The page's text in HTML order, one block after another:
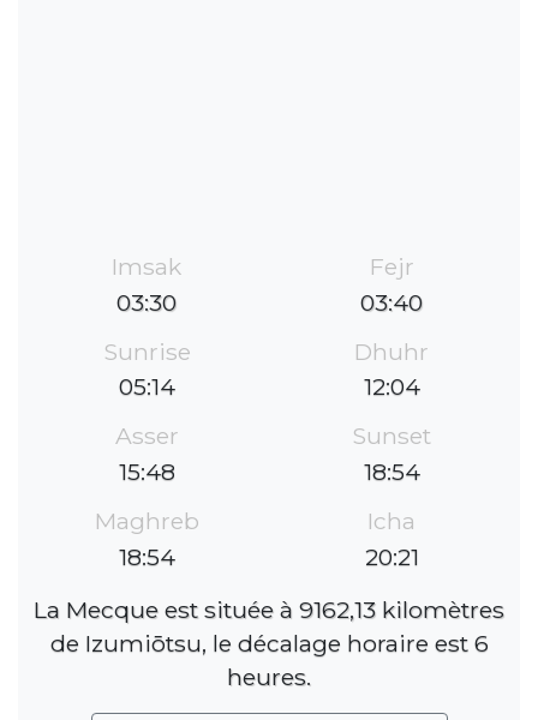
Imsak
03:30
Fejr
03:40
Sunrise
05:14
Dhuhr
12:04
Asser
15:48
Sunset
18:54
Maghreb
18:54
Icha
20:21
La Mecque est située à 9162,13 kilomètres
de Izumiōtsu, le décalage horaire est 6
heures.